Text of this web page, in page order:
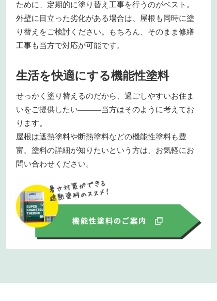
ために、定期的に塗り替え工事を行うのがベスト。
外壁に目立った劣化がある場合は、屋根も同時に塗
り替えをご検討ください。もちろん、そのまま修繕
工事も当方で対応が可能です。
生活を快適にする機能性塗料
せっかく塗り替えるのだから、過ごしやすいお住ま
いをご提供したい―――当方はそのように考えてお
ります。
屋根は遮熱塗料や断熱塗料などの機能性塗料も豊
富。塗料の詳細が知りたいという方は、お気軽にお
問い合わせください。